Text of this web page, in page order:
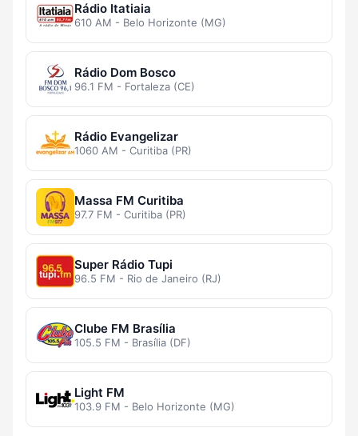
Rádio Itatiaia
610 AM - Belo Horizonte (MG)
Rádio Dom Bosco
96.1 FM - Fortaleza (CE)
Rádio Evangelizar
1060 AM - Curitiba (PR)
Massa FM Curitiba
97.7 FM - Curitiba (PR)
Super Rádio Tupi
96.5 FM - Rio de Janeiro (RJ)
Clube FM Brasília
105.5 FM - Brasília (DF)
Light FM
103.9 FM - Belo Horizonte (MG)